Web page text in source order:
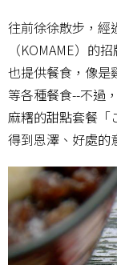
往前徐徐散步，經
（KOMAME）的
也提供餐食，像是
等各種餐食--不過
麻糬的甜點套餐「
得到恩澤、好處的